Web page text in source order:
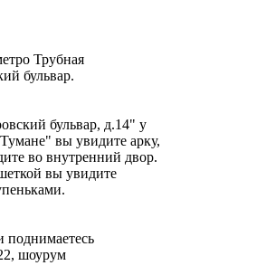
Трубная
бульвар.
бульвар, д.14" у
вы увидите арку,
во внутренний двор.
вы увидите
поднимаетесь
шоурум